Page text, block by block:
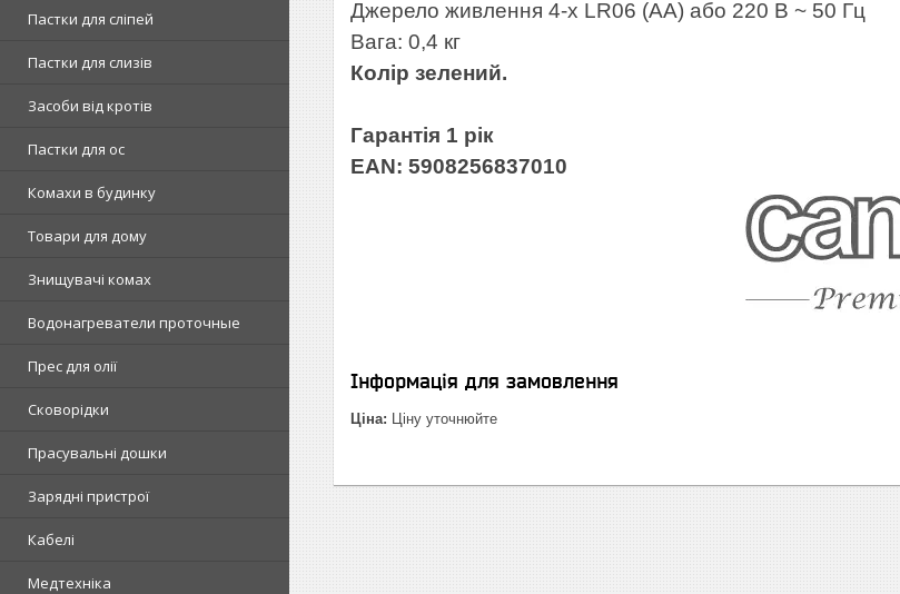
Пастки для сліпей
Пастки для слизів
Засоби від кротів
Пастки для ос
Комахи в будинку
Товари для дому
Знищувачі комах
Водонагреватели проточные
Прес для олії
Сковорідки
Прасувальні дошки
Зарядні пристрої
Кабелі
Медтехніка
Джерело живлення 4-х LR06 (AA) або 220 В ~ 50 Гц
Вага: 0,4 кг
Колір зелений.
Гарантія 1 рік
EAN: 5908256837010
Інформація для замовлення
Ціна: Ціну уточнюйте